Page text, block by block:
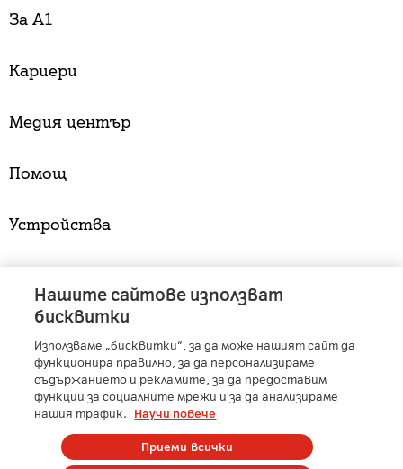
За А1
Кариери
Медия център
Помощ
Устройства
A1 Austria - A1 Croatia - A1 Serbia - A1 Belarus
A1 Bulgaria
- A1 Macedonia - A1 Slovenia
A1 Digital
- Member of A1 Group
Copyright © 2025 А1 България. | Protected by reCAPTCHA
Нашите сайтове използват
бисквитки
Използваме „бисквитки“, за да може нашият сайт да
функционира правилно, за да персонализираме
съдържанието и рекламите, за да предоставим
функции за социалните мрежи и за да анализираме
нашия трафик.
Научи повече
Приеми всички